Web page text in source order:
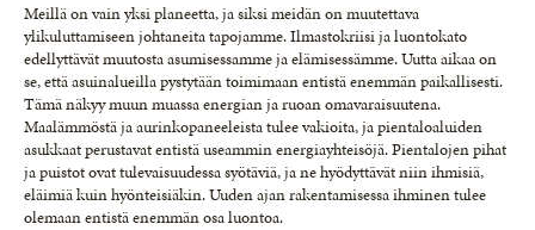
Meillä on vain yksi planeetta, ja siksi meidän on muutettava
ylikuluttamiseen johtaneita tapojamme. Ilmastokriisi ja luontokato
edellyttävät muutosta asumisessamme ja elämisessämme. Uutta aikaa on
se, että asuinalueilla pystytään toimimaan entistä enemmän paikallisesti.
Tämä näkyy muun muassa energian ja ruoan omavaraisuutena.
Maalämmöstä ja aurinkopaneeleista tulee vakioita, ja pientaloaluiden
asukkaat perustavat entistä useammin energiayhteisöjä. Pientalojen pihat
ja puistot ovat tulevaisuudessa syötäviä, ja ne hyödyttävät niin ihmisiä,
eläimiä kuin hyönteisiäkin. Uuden ajan rakentamisessa ihminen tulee
olemaan entistä enemmän osa luontoa.